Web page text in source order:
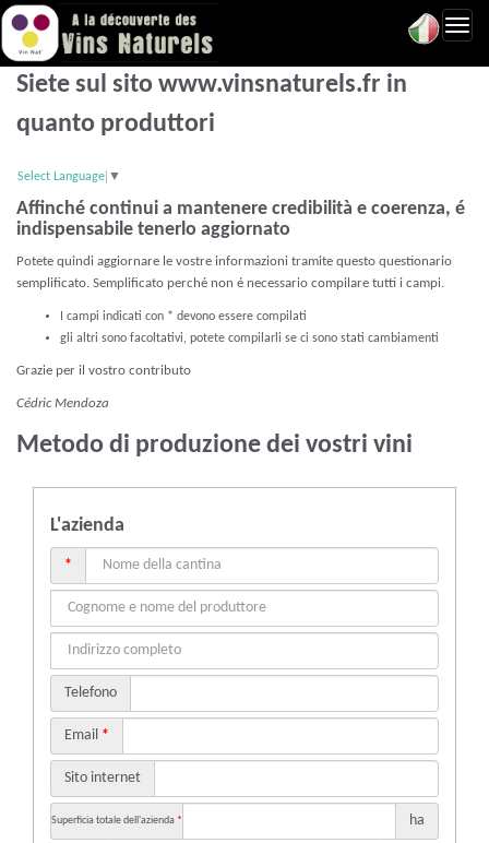
Siete sul sito www.vinsnaturels.fr in
quanto produttori
Select Language ▼
Affinché continui a mantenere credibilità e coerenza, é
indispensabile tenerlo aggiornato
Potete quindi aggiornare le vostre informazioni tramite questo questionario
semplificato. Semplificato perché non é necessario compilare tutti i campi.
I campi indicati con * devono essere compilati
gli altri sono facoltativi, potete compilarli se ci sono stati cambiamenti
Grazie per il vostro contributo
Cédric Mendoza
Metodo di produzione dei vostri vini
L'azienda
*
Telefono
Email *
Sito internet
Superficia totale dell'azienda * ha